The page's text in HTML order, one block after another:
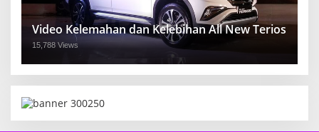
Video Kelemahan dan Kelebihan All New Terios
15,788 Views